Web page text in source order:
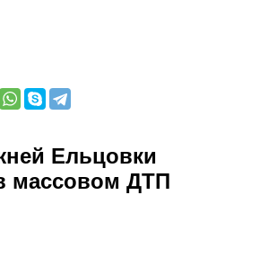
Ельцовки
массовом ДТП